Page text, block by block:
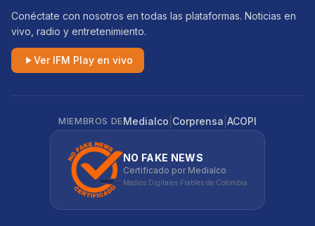
Conéctate con nosotros en todas las plataformas. Noticias en
vivo, radio y entretenimiento.
Ver IFM Play en vivo
MIEMBROS DEMedialco Corprensa ACOPI
NO FAKE NEWS
Certificado por Medialco
Medios Digitales Fiables de Colombia